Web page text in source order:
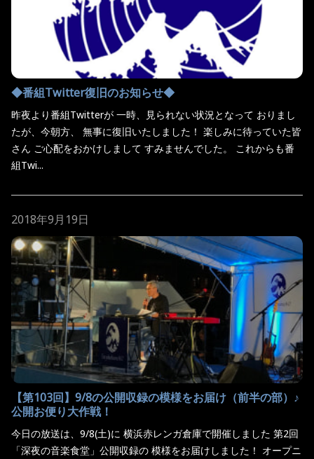
◆番組Twitter復旧のお知らせ◆
昨夜より番組Twitterが 一時、見られない状況となって おりまし
たが、今朝方、 無事に復旧いたしました！ 楽しみに待っていた皆
さん ご心配をおかけしまして すみませんでした。 これからも番
組Twi...
2018年9月19日
【第103回】9/8の公開収録の模様をお届け（前半の部）♪
公開お便り大作戦！
今日の放送は、9/8(土)に 横浜赤レンガ倉庫で開催しました 第2回
「深夜の音楽食堂」公開収録の 模様をお届けしました！ オープニ